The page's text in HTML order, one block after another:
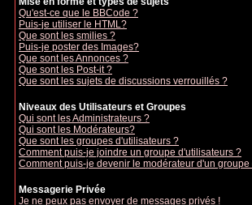
Qu'est-ce que le BBCode ?
Puis-je utiliser le HTML?
Que sont les smilies ?
Puis-je poster des Images?
Que sont les Annonces ?
Que sont les Post-it ?
Que sont les sujets de discussions verrouillés ?
Niveaux des Utilisateurs et Groupes
Qui sont les Administrateurs ?
Qui sont les Modérateurs?
Que sont les groupes d'utilisateurs ?
Comment puis-je joindre un groupe d'utilisateurs ?
Comment puis-je devenir le modérateur d'un
Messagerie Privée
Je ne peux pas envoyer de messages privés !